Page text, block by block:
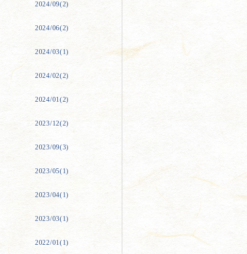
2024/09(2)
2024/06(2)
2024/03(1)
2024/02(2)
2024/01(2)
2023/12(2)
2023/09(3)
2023/05(1)
2023/04(1)
2023/03(1)
2022/01(1)